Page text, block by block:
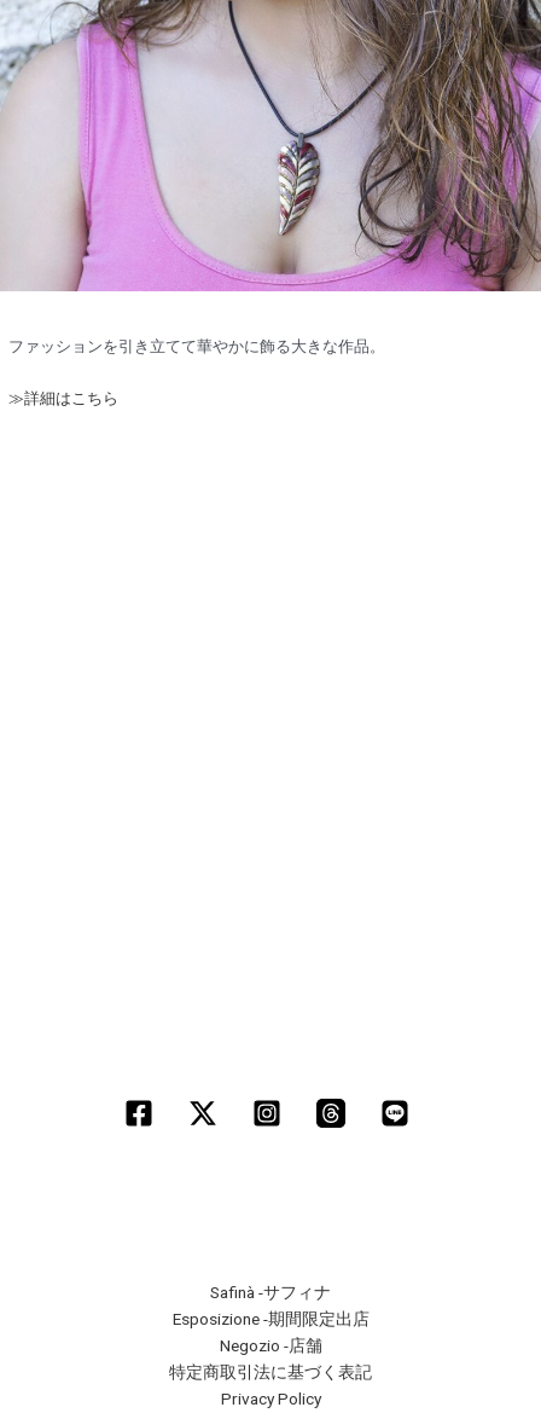
ファッションを引き立てて華やかに飾る大きな作品。
≫詳細はこちら
Safinà -サフィナ
Esposizione -期間限定出店
Negozio -店舗
特定商取引法に基づく表記
Privacy Policy